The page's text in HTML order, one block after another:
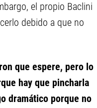
el propio Baclini
debido a que no
que espere, pero lo
hay que pincharla
dramático porque no